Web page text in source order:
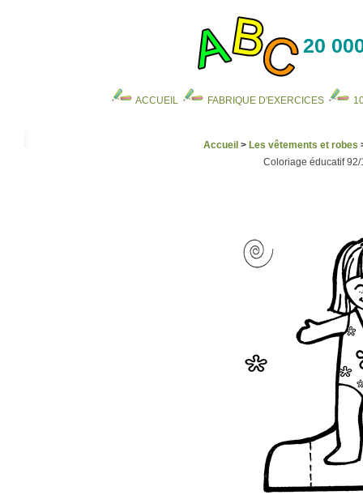
20
ACCUEIL FABRIQUE D'EXERCICES
Accueil > Les vêtements et robes
Coloriage éducatif 92/